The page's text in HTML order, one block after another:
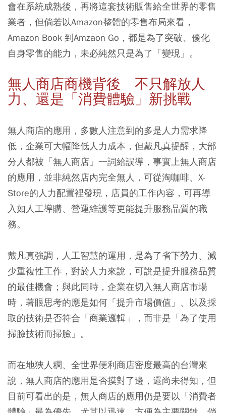
會在系統成熟後，再將這套技術販售給全世界的零售
業者，但倘若以Amazon整體的零售布局來看，
Amazon Book 到Amzaon Go，都是為了突破、優化
自身零售的能力，未必純然只是為了「變現」。
無人商店商機背後 不只解放人
力、還是「消費體驗」新挑戰
無人商店的應用，多數人注意到的多是人力需求降
低，企業可大幅降低人力成本，但戴凡真提醒，大部
分人都被「無人商店」一詞給誤導，事實上無人商店
的應用，並非純然店內完全無人，可從淘咖啡、X-
Store的人力配置裡發現，店員的工作內容，可再導
入如人工導購、營運維護等更能提升服務品質的職
務。
戴凡真強調，人工智慧的運用，是為了省下勞力、減
少重複性工作，對於人力來說，可說是提升服務品質
的最佳機會；與此同時，企業在切入無人商店市場
時，著眼思考的應是如何「提升市場價值」、以及採
取的技術是否符合「商業邏輯」，而非是「為了使用
掃臉技術而掃臉」。
而在地狹人稠、全世界便利商店密度最高的台灣來
說，無人商店的應用是否摸對了邊，還尚未得知，但
目前可看出的是，無人商店的應用仍是要以「消費者